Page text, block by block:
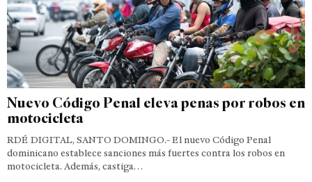
Nuevo Código Penal eleva penas por robos en
motocicleta
RDÉ DIGITAL, SANTO DOMINGO.- El nuevo Código Penal
dominicano establece sanciones más fuertes contra los robos en
motocicleta. Además, castiga…